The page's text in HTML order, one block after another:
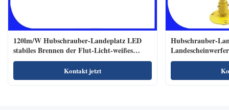
120lm/W Hubschrauber-Landeplatz LED
stabiles Brennen der Flut-Licht-weißes
Farbe110-240vac
Kontakt jetzt
Hubschrauber-
Polycarbonats-